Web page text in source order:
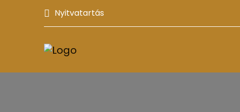
Nyitvatartás